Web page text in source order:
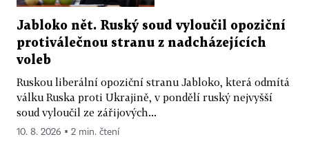
Jabloko nět. Ruský soud vyloučil opoziční
protiválečnou stranu z nadcházejících
voleb
Ruskou liberální opoziční stranu Jabloko, která odmítá
válku Ruska proti Ukrajině, v pondělí ruský nejvyšší
soud vyloučil ze zářijových...
10. 8. 2026 ▪ 2 min. čtení